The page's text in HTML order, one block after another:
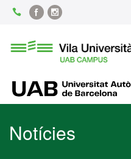
Content FacebookInstagram
Universitària
UAB
Notícies